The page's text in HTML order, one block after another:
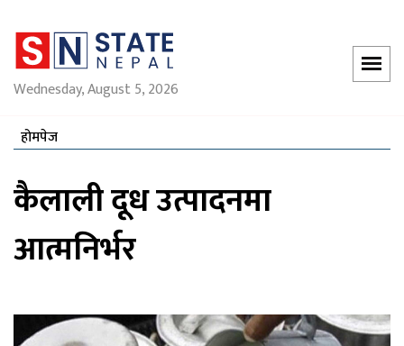
Wednesday, August 5, 2026
होमपेज
कैलाली दूध उत्पादनमा
आत्मनिर्भर